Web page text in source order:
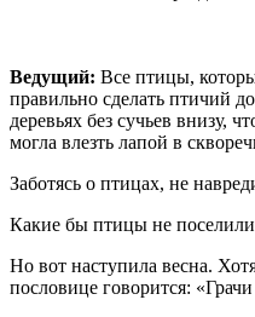
Ведущий: Все птицы,
правильно сделать птичий
деревьях без сучьев внизу,
могла влезть лапой в
Заботясь о птицах, не
Какие бы птицы не
Но вот наступила весна.
пословице говорится: